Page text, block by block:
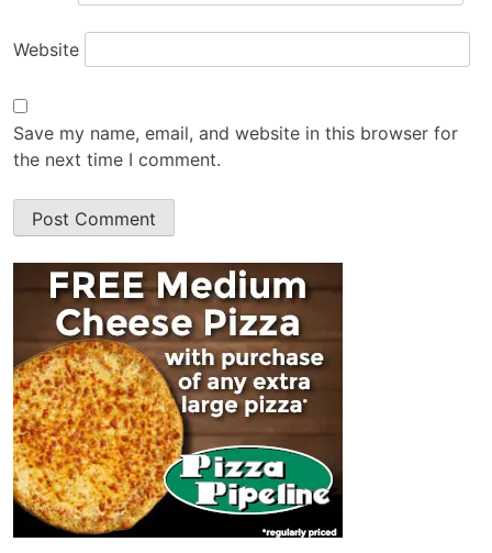
Website
Save my name, email, and website in this browser for
the next time I comment.